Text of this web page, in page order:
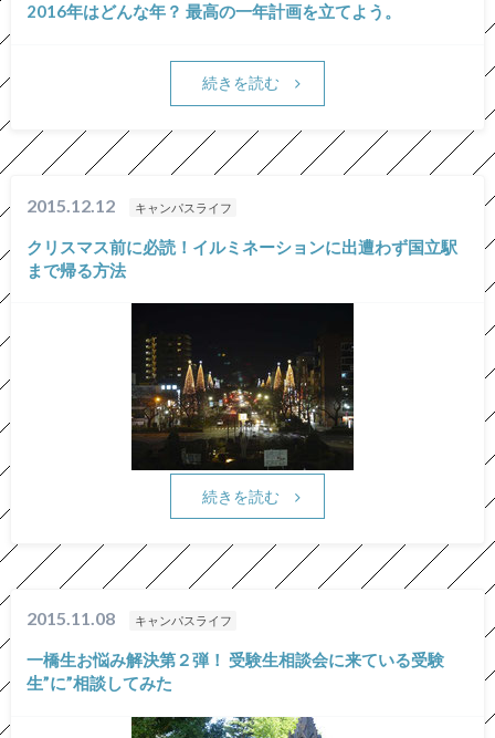
2016年はどんな年？ 最高の一年計画を立てよう。
続きを読む
2015.12.12 キャンパスライフ
クリスマス前に必読！イルミネーションに出遭わず国立駅
まで帰る方法
続きを読む
2015.11.08 キャンパスライフ
一橋生お悩み解決第２弾！ 受験生相談会に来ている受験
生”に”相談してみた